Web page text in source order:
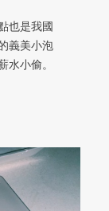
也是我國
義美小泡
水小偷。